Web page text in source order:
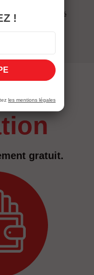
devra être effectué
01.
gratuit.
!
les mentions légales